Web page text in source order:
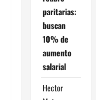
paritarias:
buscan
10% de
aumento
salarial
Hector